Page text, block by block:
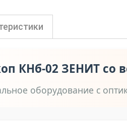
КНб-02 ЗЕНИТ со
оборудование с